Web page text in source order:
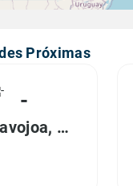
Próximas
-
Navojoa, ND